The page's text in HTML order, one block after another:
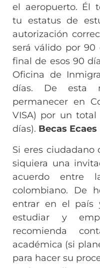
el aeropuerto. Él
tu estatus de
autorización
será válido por 90
final de esos 90
Oficina de
días. De esta
permanecer en
VISA) por un total
días). Becas Ecaes
Si eres ciudadano
siquiera una
acuerdo entre
colombiano. De
entrar en el país
estudiar y
recomienda
académica (si
para hacer su